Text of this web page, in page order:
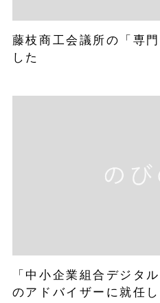
藤枝商工会議所の「専
した
「中小企業組合デジタ
のアドバイザーに就任